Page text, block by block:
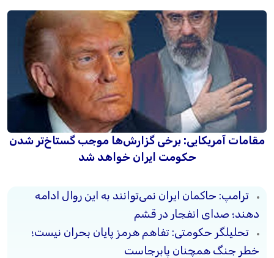
مقامات آمریکایی: برخی گزارش‌ها موجب گستاخ‌تر شدن
حکومت ایران خواهد شد
ترامپ: حاکمان ایران نمی‌توانند به این روال ادامه
دهند؛ صدای انفجار در قشم
تحلیلگر حکومتی: تفاهم هرمز پایان بحران نیست؛
خطر جنگ همچنان پابرجاست